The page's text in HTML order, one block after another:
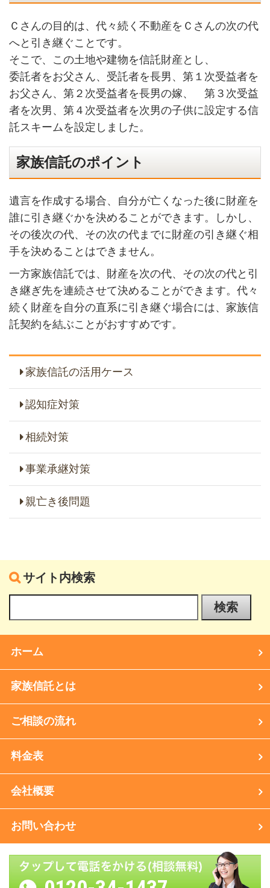
Ｃさんの目的は、代々続く不動産をＣさんの次の代
へと引き継ぐことです。
そこで、この土地や建物を信託財産とし、
委託者をお父さん、受託者を長男、第１次受益者を
お父さん、第２次受益者を長男の嫁、 第３次受益
者を次男、第４次受益者を次男の子供に設定する信
託スキームを設定しました。
家族信託のポイント
遺言を作成する場合、自分が亡くなった後に財産を
誰に引き継ぐかを決めることができます。しかし、
その後次の代、その次の代までに財産の引き継ぐ相
手を決めることはできません。
一方家族信託では、財産を次の代、その次の代と引
き継ぎ先を連続させて決めることができます。代々
続く財産を自分の直系に引き継ぐ場合には、家族信
託契約を結ぶことがおすすめです。
家族信託の活用ケース
認知症対策
相続対策
事業承継対策
親亡き後問題
サイト内検索
ホーム
家族信託とは
ご相談の流れ
料金表
会社概要
お問い合わせ